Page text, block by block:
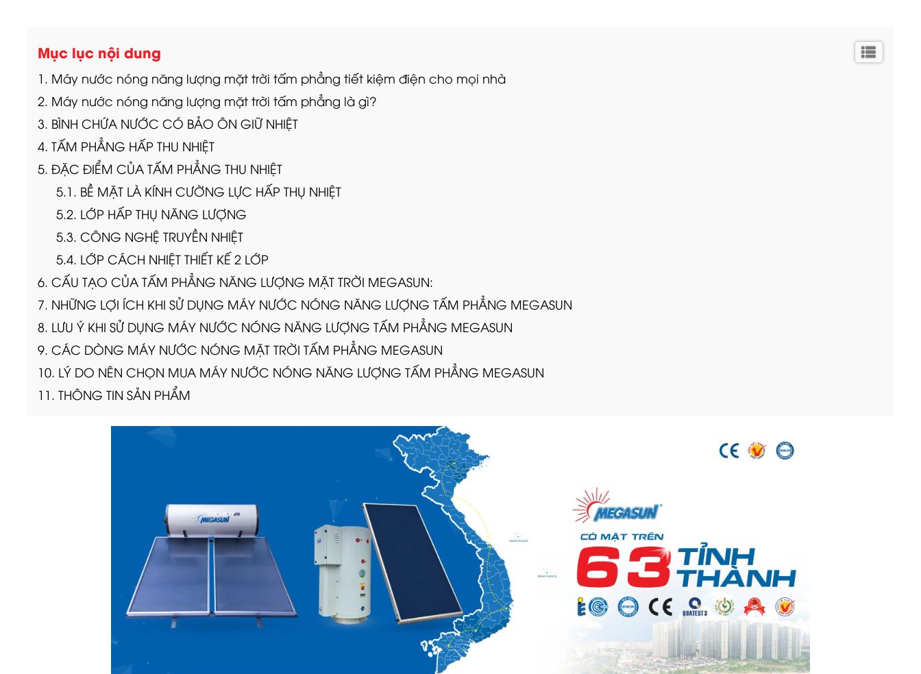
Mục lục nội dung
1. Máy nước nóng năng lượng mặt trời tấm phẳng tiết kiệm điện cho mọi nhà
2. Máy nước nóng năng lượng mặt trời tấm phẳng là gì?
3. BÌNH CHỨA NƯỚC CÓ BẢO ÔN GIỮ NHIỆT
4. TẤM PHẲNG HẤP THU NHIỆT
5. ĐẶC ĐIỂM CỦA TẤM PHẲNG THU NHIỆT
5.1. BỀ MẶT LÀ KÍNH CƯỜNG LỰC HẤP THỤ NHIỆT
5.2. LỚP HẤP THỤ NĂNG LƯỢNG
5.3. CÔNG NGHỆ TRUYỀN NHIỆT
5.4. LỚP CÁCH NHIỆT THIẾT KẾ 2 LỚP
6. CẤU TẠO CỦA TẤM PHẲNG NĂNG LƯỢNG MẶT TRỜI MEGASUN:
7. NHỮNG LỢI ÍCH KHI SỬ DỤNG MÁY NƯỚC NÓNG NĂNG LƯỢNG TẤM PHẲNG MEGASUN
8. LƯU Ý KHI SỬ DỤNG MÁY NƯỚC NÓNG NĂNG LƯỢNG TẤM PHẲNG MEGASUN
9. CÁC DÒNG MÁY NƯỚC NÓNG MẶT TRỜI TẤM PHẲNG MEGASUN
10. LÝ DO NÊN CHỌN MUA MÁY NƯỚC NÓNG NĂNG LƯỢNG TẤM PHẲNG MEGASUN
11. THÔNG TIN SẢN PHẨM